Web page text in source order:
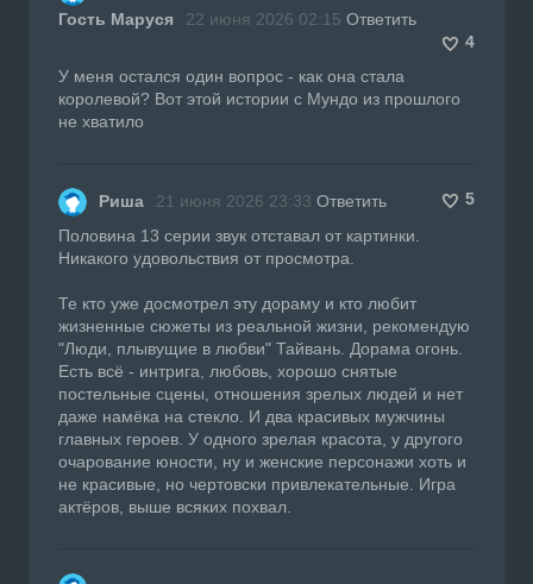
Гость Маруся 22 июня 2026 02:15 Ответить
4
У меня остался один вопрос - как она стала
королевой? Вот этой истории с Мундо из прошлого
не хватило
Риша 21 июня 2026 23:33 Ответить
5
Половина 13 серии звук отставал от картинки.
Никакого удовольствия от просмотра.
Те кто уже досмотрел эту дораму и кто любит
жизненные сюжеты из реальной жизни, рекомендую
"Люди, плывущие в любви" Тайвань. Дорама огонь.
Есть всё - интрига, любовь, хорошо снятые
постельные сцены, отношения зрелых людей и нет
даже намёка на стекло. И два красивых мужчины
главных героев. У одного зрелая красота, у другого
очарование юности, ну и женские персонажи хоть и
не красивые, но чертовски привлекательные. Игра
актёров, выше всяких похвал.